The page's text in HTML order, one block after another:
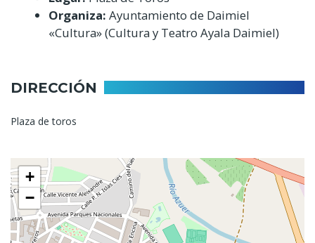
Organiza: Ayuntamiento de Daimiel
«Cultura» (Cultura y Teatro Ayala Daimiel)
DIRECCIÓN
Plaza de toros
+
−